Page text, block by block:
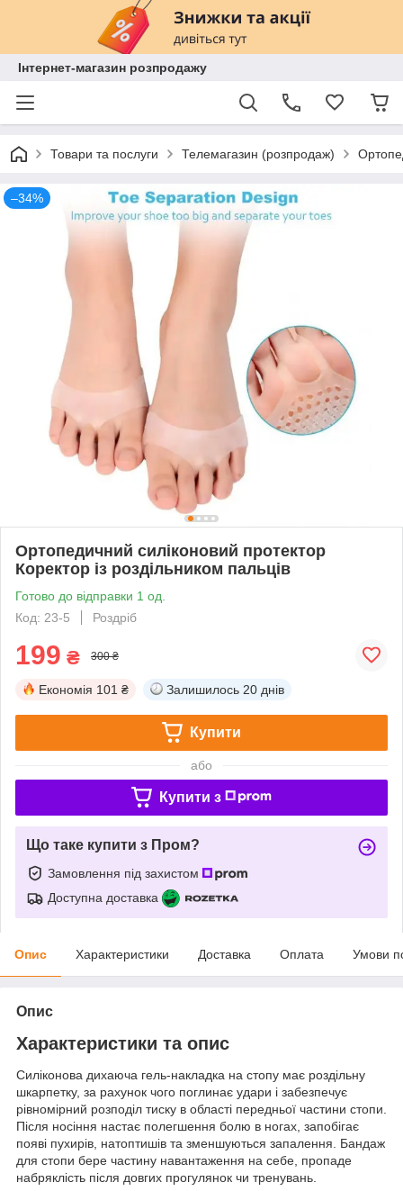
Інтернет-магазин розпродажу
Товари та послуги Телемагазин (розпродаж)
–34%
Ортопедичний силіконовий протектор
Коректор із роздільником пальців
Готово до відправки 1 од.
Код: 23-5
Роздріб
199 ₴ 300 ₴
Економія 101 ₴ Залишилось 20 днів
Купити
або
Купити з
Що таке купити з Пром?
Замовлення під захистом
Доступна доставка
Опис Характеристики Доставка Оплата Умови
Опис
Характеристики та опис
Силіконова дихаюча гель-накладка на стопу має роздільну
шкарпетку, за рахунок чого поглинає удари і забезпечує
рівномірний розподіл тиску в області передньої частини стопи.
Після носіння настає полегшення болю в ногах, запобігає
появі пухирів, натоптишів та зменшуються запалення. Бандаж
для стопи бере частину навантаження на себе, пропаде
набряклість після довгих прогулянок чи тренувань.